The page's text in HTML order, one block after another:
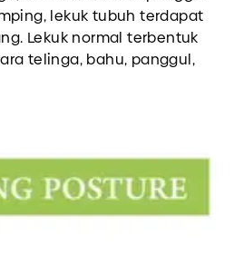
lekuk tubuh terdapat
Lekuk normal terbentuk
telinga, bahu, panggul,